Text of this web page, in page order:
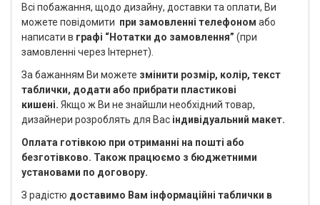
Всі побажання, щодо дизайну, доставки та оплати, Ви
можете повідомити при замовленні телефоном або
написати в графі “Нотатки до замовлення” (при
замовленні через Інтернет).
За бажанням Ви можете змінити розмір, колір, текст
таблички, додати або прибрати пластикові
кишені. Якщо ж Ви не знайшли необхідний товар,
дизайнери розроблять для Вас індивідуальний макет.
Оплата готівкою при отриманні на пошті або
безготівково. Також працюємо з бюджетними
установами по договору.
З радістю доставимо Вам інформаційні таблички в